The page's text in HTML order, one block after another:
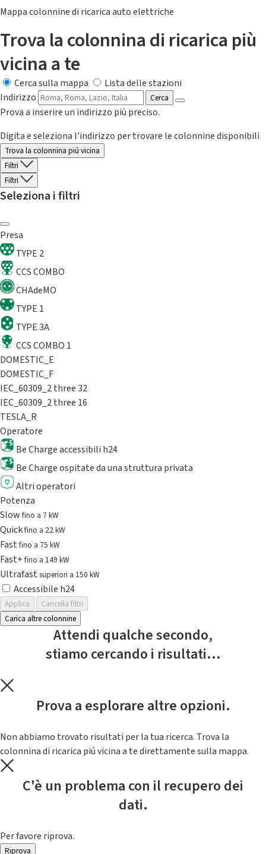
Mappa colonnine di ricarica auto elettriche
Trova la colonnina di ricarica più
vicina a te
Cerca sulla mappa
Lista delle stazioni
Indirizzo
Cerca
Prova a inserire un indirizzo più preciso.
Digita e seleziona l'indirizzo per trovare le colonnine disponibili
Trova la colonnina piú vicina
Filtri
Filtri
Seleziona i filtri
Presa
TYPE 2
CCS COMBO
CHAdeMO
TYPE 1
TYPE 3A
CCS COMBO 1
DOMESTIC_E
DOMESTIC_F
IEC_60309_2 three 32
IEC_60309_2 three 16
TESLA_R
Operatore
Be Charge accessibili h24
Be Charge ospitate da una struttura privata
Altri operatori
Potenza
Slowfino a 7 kW
Quickfino a 22 kW
Fastfino a 75 kW
Fast+fino a 149 kW
Ultrafast superiori a 150 kW
Accessibile h24
Applica
Cancella filtri
Carica altre colonnine
Attendi qualche secondo,
stiamo cercando i risultati...
Prova a esplorare altre opzioni.
Non abbiamo trovato risultati per la tua ricerca. Trova la
colonnina di ricarica piú vicina a te direttamente sulla mappa.
C'è un problema con il recupero dei
dati.
Per favore riprova.
Riprova